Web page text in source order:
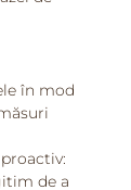
în mod
de a